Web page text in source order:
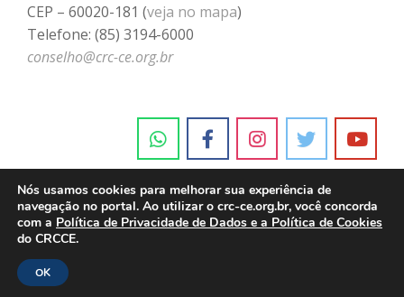
CEP – 60020-181 (veja no mapa)
Telefone: (85) 3194-6000
conselho@crc-ce.org.br
Nós usamos cookies para melhorar sua experiência de
navegação no portal. Ao utilizar o crc-ce.org.br, você concorda
com a Política de Privacidade de Dados e a Política de Cookies
do CRCCE.
OK